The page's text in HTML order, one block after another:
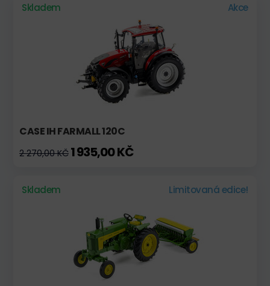
Skladem Akce
CASE IH FARMALL 120C
2 270,00 KČ 1 935,00 KČ
Skladem Limitovaná edice!